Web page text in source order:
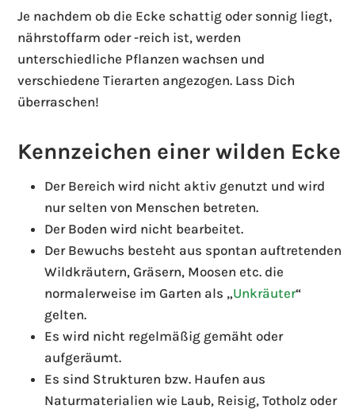
Je nachdem ob die Ecke schattig oder sonnig liegt,
nährstoffarm oder -reich ist, werden
unterschiedliche Pflanzen wachsen und
verschiedene Tierarten angezogen. Lass Dich
überraschen!
Kennzeichen einer wilden Ecke
Der Bereich wird nicht aktiv genutzt und wird
nur selten von Menschen betreten.
Der Boden wird nicht bearbeitet.
Der Bewuchs besteht aus spontan auftretenden
Wildkräutern, Gräsern, Moosen etc. die
normalerweise im Garten als „Unkräuter“
gelten.
Es wird nicht regelmäßig gemäht oder
aufgeräumt.
Es sind Strukturen bzw. Haufen aus
Naturmaterialien wie Laub, Reisig, Totholz oder